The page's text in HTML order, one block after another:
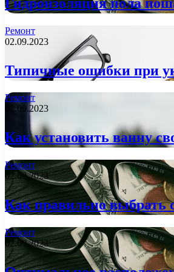
Ремонт
02.09.2023
Типичные ошибки при
Ремонт
02.09.2023
Как установить ванну
Ремонт
02.09.2023
Как правильно выбрать
Ремонт
02.09.2023